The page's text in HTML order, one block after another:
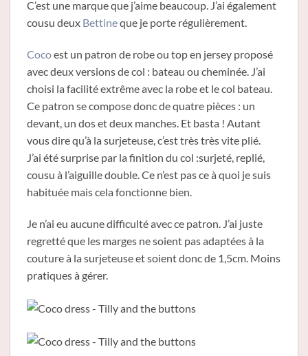
C’est une marque que j’aime beaucoup. J’ai également
cousu deux Bettineque je porte régulièrement.
Cocoest un patron de robe ou top en jersey proposé
avec deux versions de col : bateau ou cheminée. J’ai
choisi la facilité extrême avec la robe et le col bateau.
Ce patron se compose donc de quatre pièces : un
devant, un dos et deux manches. Et basta ! Autant
vous dire qu’à la surjeteuse, c’est très très vite plié.
J’ai été surprise par la finition du col :surjeté, replié,
cousu à l’aiguille double. Ce n’est pas ce à quoi je suis
habituée mais cela fonctionne bien.
Je n’ai eu aucune difficulté avec ce patron. J’ai juste
regretté que les marges ne soient pas adaptées à la
couture à la surjeteuse et soient donc de 1,5cm. Moins
pratiques à gérer.